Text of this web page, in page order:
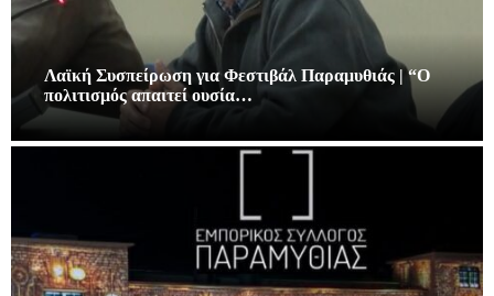
Λαϊκή Συσπείρωση για Φεστιβάλ Παραμυθιάς | “Ο
πολιτισμός απαιτεί ουσία…